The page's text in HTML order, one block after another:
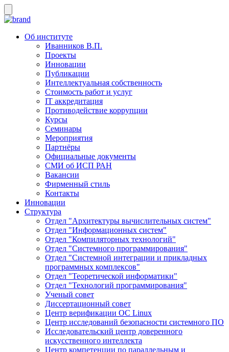
Об институте
Иванников В.П.
Проекты
Инновации
Публикации
Интеллектуальная собственность
Стоимость работ и услуг
IT аккредитация
Противодействие коррупции
Курсы
Семинары
Мероприятия
Партнёры
Официальные документы
СМИ об ИСП РАН
Вакансии
Фирменный стиль
Контакты
Инновации
Структура
Отдел "Архитектуры вычислительных систем"
Отдел "Информационных систем"
Отдел "Компиляторных технологий"
Отдел "Системного программирования"
Отдел "Системной интеграции и прикладных
программных комплексов"
Отдел "Теоретической информатики"
Отдел "Технологий программирования"
Ученый совет
Диссертационный совет
Центр верификации ОС Linux
Центр исследований безопасности системного ПО
Исследовательский центр доверенного
искусственного интеллекта
Центр компетенции по параллельным и